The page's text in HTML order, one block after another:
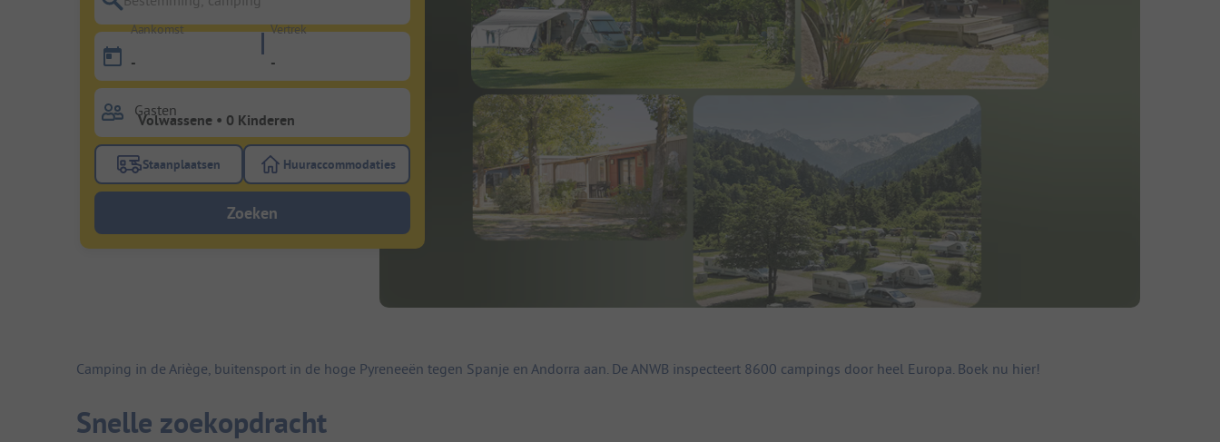
Bestemming, camping
Aankomst
-
Vertrek
-
Gasten
Gebruik de filterknop staanplaatsen om te zoeken naar staanplaatsen
Staanplaatsen Gebruik de filterknop huuraccommodaties om te zoeken naar huuraccommodaties
Huuraccommodaties
Zoeken
Camping in de Ariège, buitensport in de hoge Pyreneeën tegen Spanje en Andorra aan. De ANWB inspecteert 8600 campings door heel Europa. Boek nu hier!
Snelle zoekopdracht